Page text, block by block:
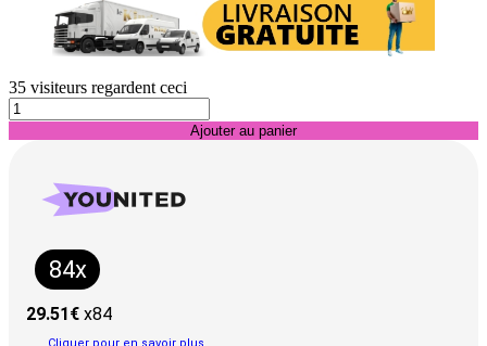
35 visiteurs regardent ceci
Ajouter au panier
84x
29.51 € x84